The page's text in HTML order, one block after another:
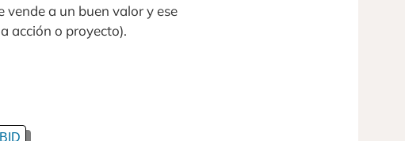
vende a un buen valor y ese
acción o proyecto).
BID